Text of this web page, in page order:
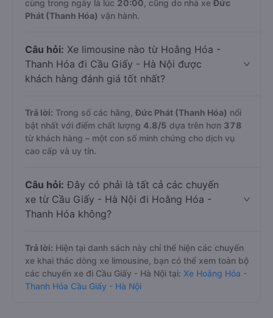
cùng trong ngày là lúc 20:00 , cũng do nhà xeĐức
Phát (Thanh Hóa) vận hành.
Câu hỏi: Xe limousine nào từ Hoằng Hóa -
Thanh Hóa đi Cầu Giấy - Hà Nội được
khách hàng đánh giá tốt nhất?
Trả lời: Trong số các hãng,Đức Phát (Thanh Hóa) nổi
bật nhất với điểm chất lượng 4.8/5 dựa trên hơn 378
từ khách hàng – một con số minh chứng cho dịch vụ
cao cấp và uy tín.
Câu hỏi: Đây có phải là tất cả các chuyến
xe từ Cầu Giấy - Hà Nội đi Hoằng Hóa -
Thanh Hóa không?
Trả lời: Hiện tại danh sách này chỉ thể hiện các chuyến
xe khai thác dòng xe limousine, bạn có thể xem toàn bộ
các chuyến xe đi Cầu Giấy - Hà Nội tại: Xe Hoằng Hóa -
Thanh Hóa Cầu Giấy - Hà Nội